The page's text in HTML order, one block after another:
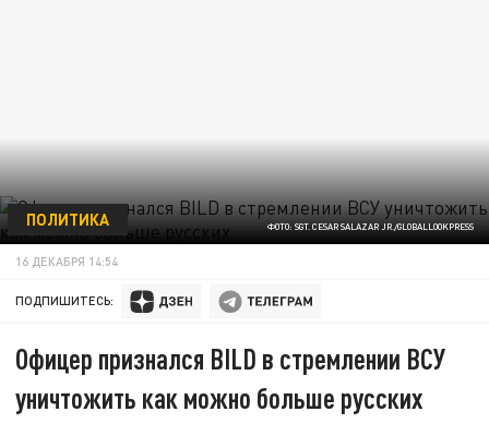
ФОТО: SGT. CESAR SALAZAR JR./GLOBALLOOKPRESS
ПОЛИТИКА
16 ДЕКАБРЯ 14:54
ПОДПИШИТЕСЬ:
Офицер признался BILD в стремлении ВСУ
уничтожить как можно больше русских